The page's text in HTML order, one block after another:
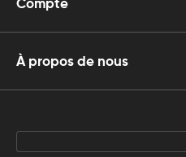
À propos de nous